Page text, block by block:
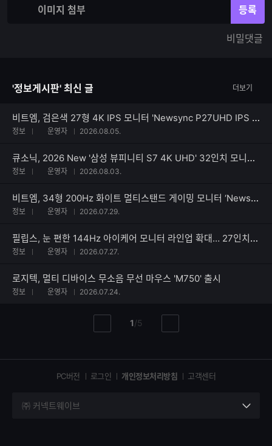
능
수
이미지 첨부 등록
비밀댓글
'정보게시판' 최신 글 더보기
비트엠, 검은색 27형 4K IPS 모니터 'Newsync P27UHD IPS 4K HDR 블랙' 출시
정보 운영자 2026.08.05.
큐소닉, 2026 New '삼성 뷰피니티 S7 4K UHD' 32인치 모니터 출시
정보 운영자 2026.08.03.
비트엠, 34형 200Hz 화이트 멀티스탠드 게이밍 모니터 ‘Newsync X3420QW’ 출시
정보 운영자 2026.07.29.
필립스, 눈 편한 144Hz 아이케어 모니터 라인업 확대… 27인치 ‘27B2N2200G’ 출시
정보 운영자 2026.07.27.
로지텍, 멀티 디바이스 무소음 무선 마우스 'M750' 출시
정보 운영자 2026.07.24.
지
현
이
1/총
지
5
지
PC버전 로그인 개인정보처리방침 고객센터
㈜ 커넥트웨이브
세